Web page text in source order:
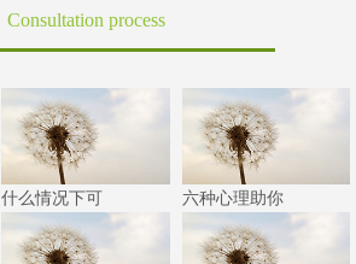
Consultation process
什么情况下可 六种心理助你